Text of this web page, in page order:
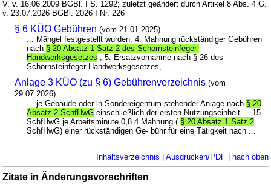
V. v. 16.06.2009 BGBl. I S. 1292; zuletzt geändert durch Artikel 8 Abs. 4 G.
v. 23.07.2026 BGBl. 2026 I Nr. 226
§ 6 KÜO Gebühren (vom 21.01.2025)
... Mängel festgestellt wurden, 4. Mahnung rückständiger Gebühren
nach § 20 Absatz 1 Satz 2 des Schornsteinfeger-
Handwerksgesetzes , 5. Ersatzvornahme nach § 26 des
Schornsteinfeger-Handwerksgesetzes, ...
Anlage 3 KÜO (zu § 6) Gebührenverzeichnis (vom
29.07.2026)
... je Gebäude oder in Sondereigentum stehender Anlage nach § 20
Absatz 2 SchfHwG einschließlich der ersten Nutzungseinheit ... 15
SchfHwG je Arbeitsminute 0,8 4 Mahnung ( § 20 Absatz 1 Satz 2
SchfHwG) einer rückständigen Ge- bühr für eine Tätigkeit nach ...
Inhaltsverzeichnis Ausdrucken/PDF| nach oben
Zitate in Änderungsvorschriften